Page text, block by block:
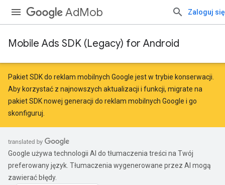
AdMob Zaloguj się
Mobile Ads SDK (Legacy) for Android
Pakiet SDK do reklam mobilnych Google jest w trybie konserwacji.
Aby korzystać z najnowszych aktualizacji i funkcji, migrate na
pakiet SDK nowej generacji do reklam mobilnych Google i go
skonfiguruj.
Google używa technologii AI do tłumaczenia treści na Twój
preferowany język. Tłumaczenia wygenerowane przez AI mogą
zawierać błędy.